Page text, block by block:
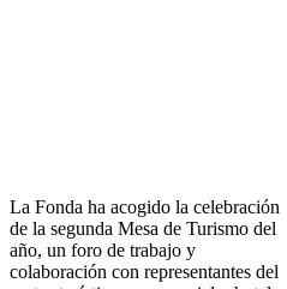
La Fonda ha acogido la celebración
de la segunda Mesa de Turismo del
año, un foro de trabajo y
colaboración con representantes del